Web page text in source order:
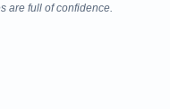
are full of confidence.